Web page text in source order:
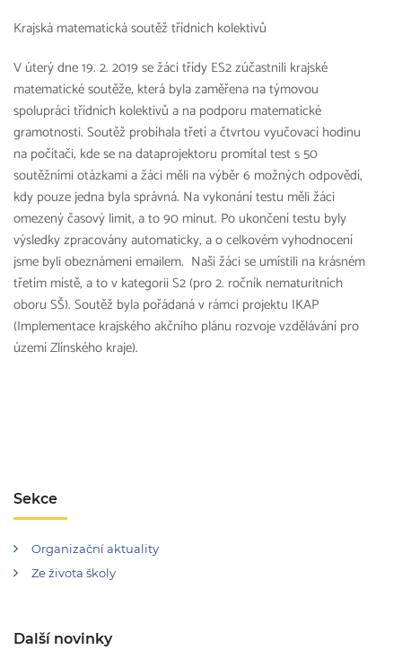
Krajská matematická soutěž třídních kolektivů
V úterý dne 19. 2. 2019 se žáci třídy ES2 zúčastnili krajské
matematické soutěže, která byla zaměřena na týmovou
spolupráci třídních kolektivů a na podporu matematické
gramotnosti. Soutěž probíhala třetí a čtvrtou vyučovací hodinu
na počítači, kde se na dataprojektoru promítal test s 50
soutěžními otázkami a žáci měli na výběr 6 možných odpovědí,
kdy pouze jedna byla správná. Na vykonání testu měli žáci
omezený časový limit, a to 90 minut. Po ukončení testu byly
výsledky zpracovány automaticky, a o celkovém vyhodnocení
jsme byli obeznámeni emailem. Naši žáci se umístili na krásném
třetím místě, a to v kategorii S2 (pro 2. ročník nematuritních
oboru SŠ). Soutěž byla pořádaná v rámci projektu IKAP
(Implementace krajského akčního plánu rozvoje vzdělávání pro
území Zlínského kraje).
Sekce
Organizační aktuality
Ze života školy
Další novinky